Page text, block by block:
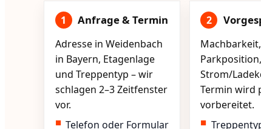
1 Anfrage & Termin
Adresse in Weidenbach
in Bayern, Etagenlage
und Treppentyp – wir
schlagen 2–3 Zeitfenster
vor.
Telefon oder Formular
2
Parkposition,
Strom/
Termin wird
vorbereitet.